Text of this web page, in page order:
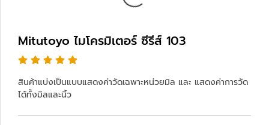
Mitutoyo ไมโครมิเตอร์ ซีรีส์ 103
สินค้าแบ่งเป็นแบบแสดงค่าวัดเฉพาะหน่วยมิล และ แสดงค่าการวัด
ได้ทั้งมิลและนิ้ว